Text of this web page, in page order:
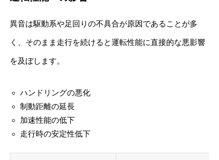
異音は駆動系や足回りの不具合が原因であることが多
く、そのまま走行を続けると運転性能に直接的な悪影響
を及ぼします。
ハンドリングの悪化
制動距離の延長
加速性能の低下
走行時の安定性低下